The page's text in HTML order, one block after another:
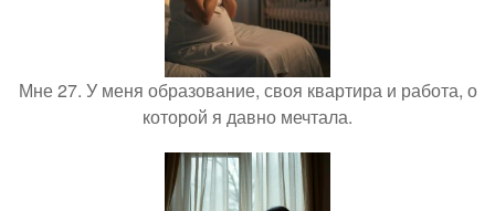
Мне 27. У меня образование, своя квартира и работа, о
которой я давно мечтала.